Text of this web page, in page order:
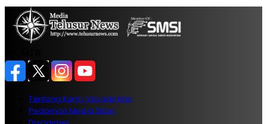
Tentang Kami, Visi dan Misi
Pedoman Media Siber